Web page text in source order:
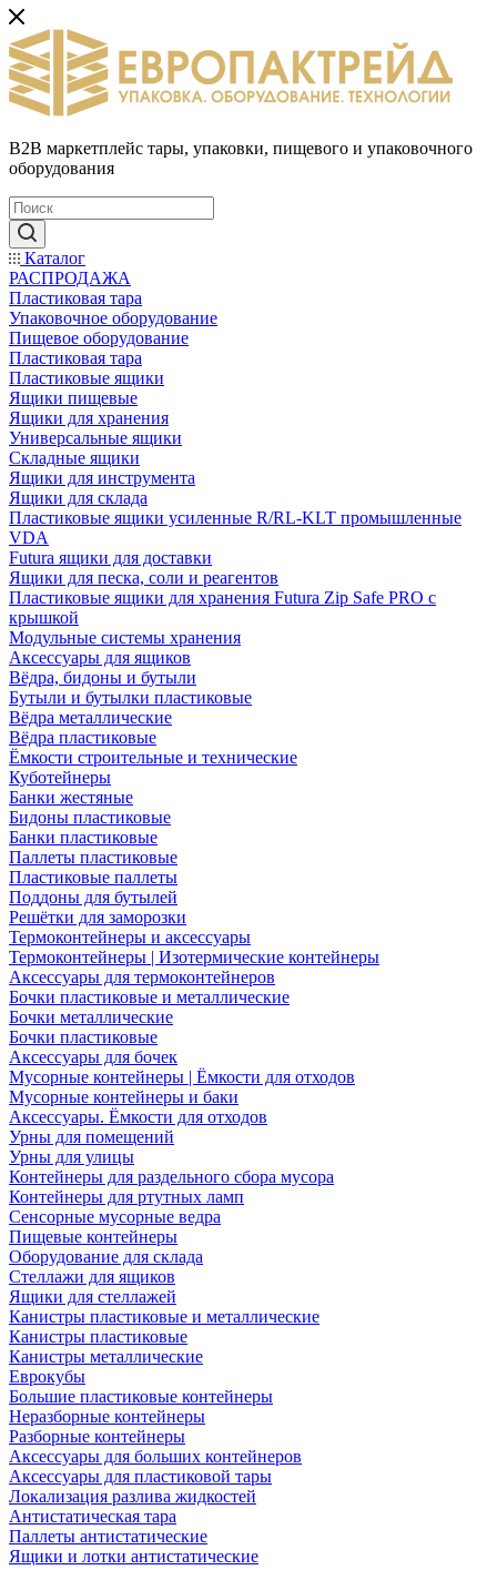
B2B маркетплейс тары, упаковки, пищевого и упаковочного
оборудования
Каталог
РАСПРОДАЖА
Пластиковая тара
Упаковочное оборудование
Пищевое оборудование
Пластиковая тара
Пластиковые ящики
Ящики пищевые
Ящики для хранения
Универсальные ящики
Складные ящики
Ящики для инструмента
Ящики для склада
Пластиковые ящики усиленные R/RL-KLT промышленные
VDA
Futura ящики для доставки
Ящики для песка, соли и реагентов
Пластиковые ящики для хранения Futura Zip Safe PRO с
крышкой
Модульные системы хранения
Аксессуары для ящиков
Вёдра, бидоны и бутыли
Бутыли и бутылки пластиковые
Вёдра металлические
Вёдра пластиковые
Ёмкости строительные и технические
Куботейнеры
Банки жестяные
Бидоны пластиковые
Банки пластиковые
Паллеты пластиковые
Пластиковые паллеты
Поддоны для бутылей
Решётки для заморозки
Термоконтейнеры и аксессуары
Термоконтейнеры | Изотермические контейнеры
Аксессуары для термоконтейнеров
Бочки пластиковые и металлические
Бочки металлические
Бочки пластиковые
Аксессуары для бочек
Мусорные контейнеры | Ёмкости для отходов
Мусорные контейнеры и баки
Аксессуары. Ёмкости для отходов
Урны для помещений
Урны для улицы
Контейнеры для раздельного сбора мусора
Контейнеры для ртутных ламп
Сенсорные мусорные ведра
Пищевые контейнеры
Оборудование для склада
Стеллажи для ящиков
Ящики для стеллажей
Канистры пластиковые и металлические
Канистры пластиковые
Канистры металлические
Еврокубы
Большие пластиковые контейнеры
Неразборные контейнеры
Разборные контейнеры
Аксессуары для больших контейнеров
Аксессуары для пластиковой тары
Локализация разлива жидкостей
Антистатическая тара
Паллеты антистатические
Ящики и лотки антистатические